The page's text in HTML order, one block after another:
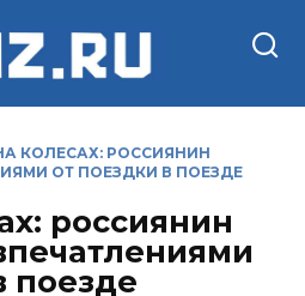
КОЛЕСАХ: РОССИЯНИН
ОТ ПОЕЗДКИ В ПОЕЗДЕ
россиянин
поезде